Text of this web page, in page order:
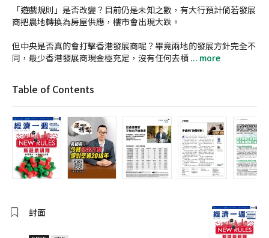
「遊戲規則」是否改變？目前仍是未知之數，有大行預計倘若發展
商把農地轉換為房屋供應，樓市會出現大跌。
但中央是否真的會打擊香港發展商呢？畢竟兩地的發展方針完全不
同，最少香港發展商現金極充足，沒有任何去槓 ... more
Table of Contents
封面